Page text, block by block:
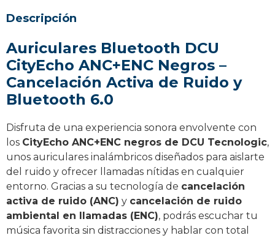
Descripción
Auriculares Bluetooth DCU
CityEcho ANC+ENC Negros –
Cancelación Activa de Ruido y
Bluetooth 6.0
Disfruta de una experiencia sonora envolvente con
los CityEcho ANC+ENC negros de DCU Tecnologic,
unos auriculares inalámbricos diseñados para aislarte
del ruido y ofrecer llamadas nítidas en cualquier
entorno. Gracias a su tecnología de cancelación
activa de ruido (ANC) y cancelación de ruido
ambiental en llamadas (ENC), podrás escuchar tu
música favorita sin distracciones y hablar con total